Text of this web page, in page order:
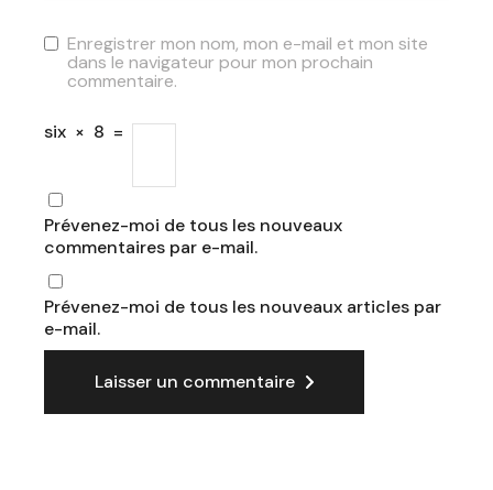
Enregistrer mon nom, mon e-mail et mon site
dans le navigateur pour mon prochain
commentaire.
six × 8 =
Prévenez-moi de tous les nouveaux
commentaires par e-mail.
Prévenez-moi de tous les nouveaux articles par
e-mail.
Laisser un commentaire